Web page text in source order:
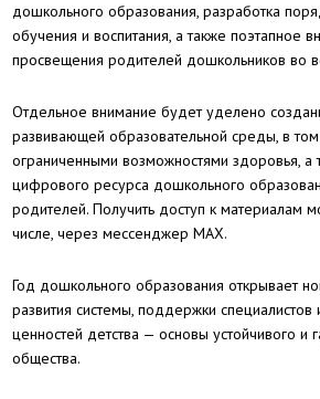
дошкольного образования, разработка
обучения и воспитания, а также поэтапное
просвещения родителей дошкольников во
Отдельное внимание будет уделено
развивающей образовательной среды, в
ограниченными возможностями здоровья, а
цифрового ресурса дошкольного
родителей. Получить доступ к материалам
числе, через мессенджер MAX.
Год дошкольного образования открывает
развития системы, поддержки специалистов
ценностей детства — основы устойчивого и
общества.